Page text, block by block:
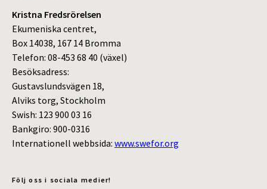
Kristna Fredsrörelsen
Ekumeniska centret,
Box 14038, 167 14 Bromma
Telefon: 08-453 68 40 (växel)
Besöksadress:
Gustavslundsvägen 18,
Alviks torg, Stockholm
Swish: 123 900 03 16
Bankgiro: 900-0316
Internationell webbsida: www.swefor.org
Följ oss i sociala medier!